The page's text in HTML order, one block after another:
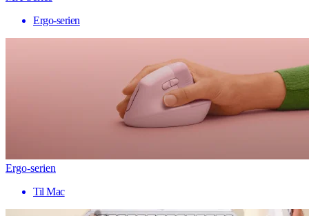
Ergo-serien
Ergo-serien
Til Mac